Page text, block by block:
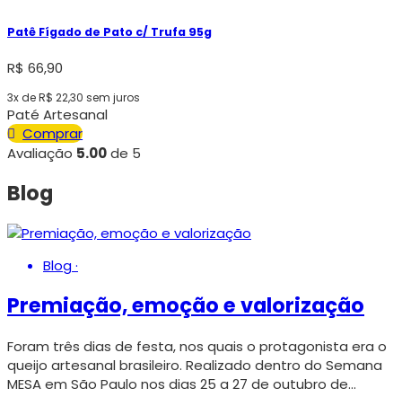
Patê Fígado de Pato c/ Trufa 95g
R$ 66,90
3x deR$ 22,30 sem juros
Paté Artesanal
Comprar
Avaliação 5.00de 5
Blog
Blog·
Premiação, emoção e valorização
Foram três dias de festa, nos quais o protagonista era o
queijo artesanal brasileiro. Realizado dentro do Semana
MESA em São Paulo nos dias 25 a 27 de outubro de…